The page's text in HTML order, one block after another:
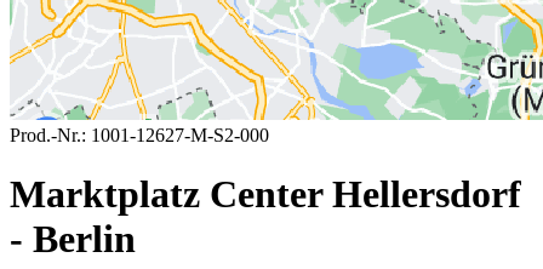
Prod.-Nr.: 1001-12627-M-S2-000
Marktplatz Center Hellersdorf
- Berlin